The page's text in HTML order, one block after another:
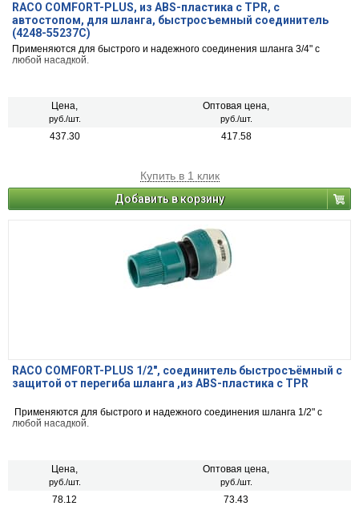
RACO COMFORT-PLUS, из ABS-пластика с TPR, с
автостопом, для шланга, быстросъемный соединитель
(4248-55237C)
Применяются для быстрого и надежного соединения шланга 3/4" с
любой насадкой.
Цена,
руб./шт.
Оптовая цена,
руб./шт.
437.30 417.58
Купить в 1 клик
Добавить в корзину
RACO COMFORT-PLUS 1/2″, соединитель быстросъёмный с
защитой от перегиба шланга ,из ABS-пластика с TPR
Применяются для быстрого и надежного соединения шланга 1/2" с
любой насадкой.
Цена,
руб./шт.
Оптовая цена,
руб./шт.
78.12 73.43